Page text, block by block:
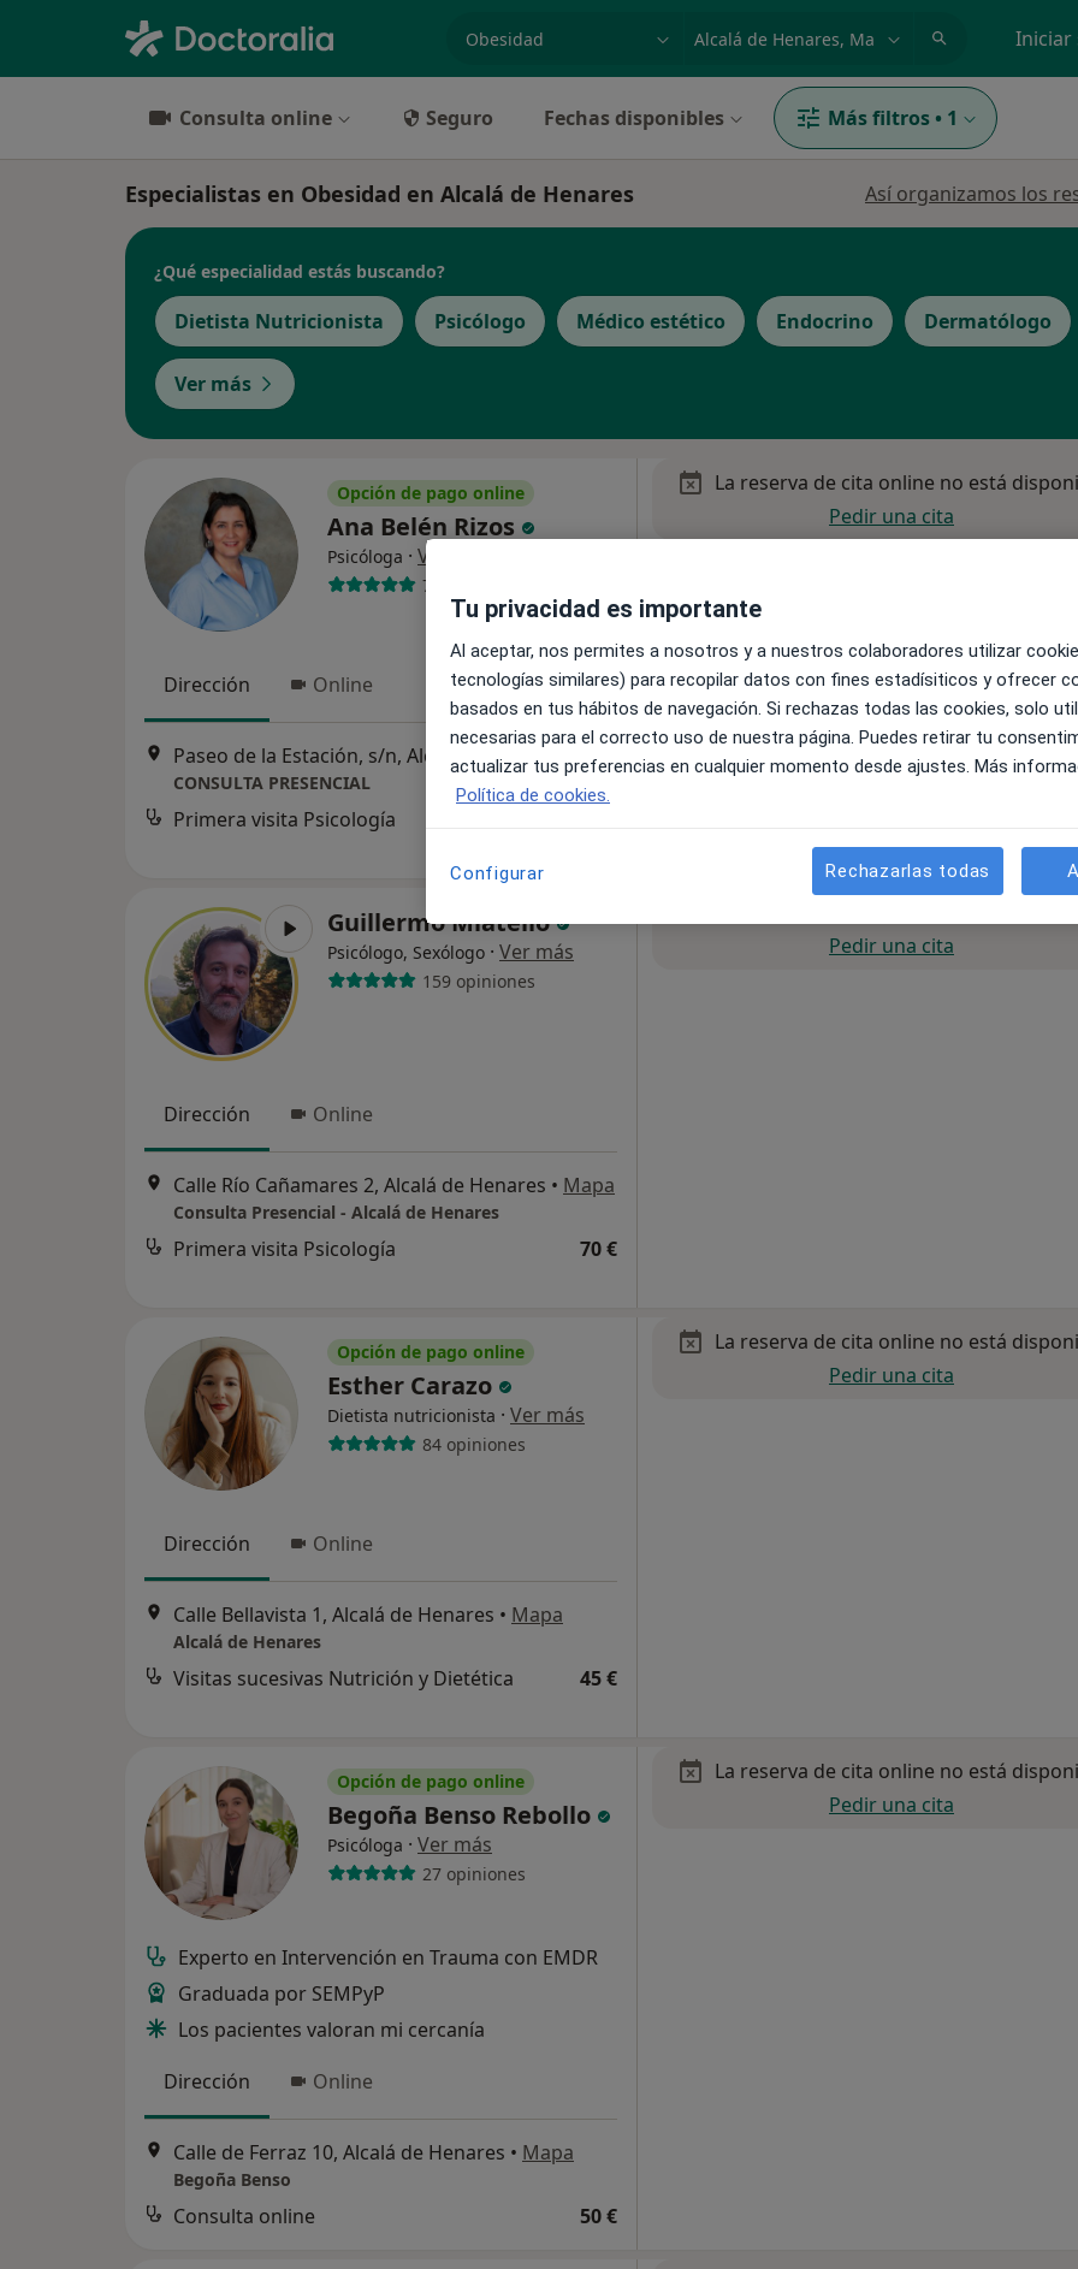
especialidad, enfermedad o nombre
p. ej. Madrid Iniciar
Consulta online Seguro Fechas disponibles Más filtros • 1
Especialistas en Obesidad en Alcalá de Henares Así organizamos los
¿Qué especialidad estás buscando?
Dietista Nutricionista Psicólogo Médico estético Endocrino Dermatólogo
Ver más
Opción de pago online
Ana Belén Rizos
Psicóloga · Ver más
7 opiniones
Dirección Online
Paseo de la Estación, s/n, Alcalá de Henares Mapa
CONSULTA PRESENCIAL
Primera visita Psicología
La reserva de cita online no está
Pedir una cita
Guillermo Miatello
Psicólogo, Sexólogo · Ver más
159 opiniones
Dirección Online
Calle Río Cañamares 2, Alcalá de Henares • Mapa
Consulta Presencial - Alcalá de Henares
Primera visita Psicología 70 €
Pedir una cita
Opción de pago online
Esther Carazo
Dietista nutricionista · Ver más
84 opiniones
Dirección Online
Calle Bellavista 1, Alcalá de Henares • Mapa
Alcalá de Henares
Visitas sucesivas Nutrición y Dietética 45 €
La reserva de cita online no está
Pedir una cita
Opción de pago online
Begoña Benso Rebollo
Psicóloga · Ver más
27 opiniones
Experto en Intervención en Trauma con EMDR
Graduada por SEMPyP
Los pacientes valoran mi cercanía
Dirección
Online
Calle de Ferraz 10, Alcalá de Henares • Mapa
Begoña Benso
Consulta online 50 €
La reserva de cita online no está
Pedir una cita
Tu privacidad es importante
Al aceptar, nos permites a nosotros y a nuestros colaboradores utilizar
tecnologías similares) para recopilar datos con fines estadísiticos y ofrecer
basados en tus hábitos de navegación. Si rechazas todas las cookies, solo
necesarias para el correcto uso de nuestra página. Puedes retirar tu
actualizar tus preferencias en cualquier momento desde ajustes. Más
Política de cookies.
Configurar Rechazarlas todas